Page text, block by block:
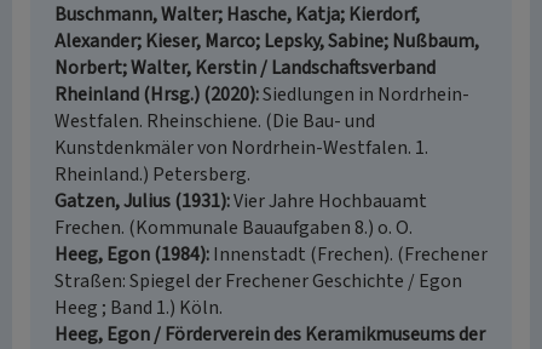
Buschmann, Walter; Hasche, Katja; Kierdorf,
Alexander; Kieser, Marco; Lepsky, Sabine; Nußbaum,
Norbert; Walter, Kerstin / Landschaftsverband
Rheinland (Hrsg.) (2020) Siedlungen in Nordrhein-
Westfalen. Rheinschiene. (Die Bau- und
Kunstdenkmäler von Nordrhein-Westfalen. 1.
Rheinland.) Petersberg.
Gatzen, Julius (1931) Vier Jahre Hochbauamt
Frechen. (Kommunale Bauaufgaben 8.) o. O.
Heeg, Egon (1984) Innenstadt (Frechen). (Frechener
Straßen: Spiegel der Frechener Geschichte / Egon
Heeg ; Band 1.) Köln.
Heeg, Egon / Förderverein des Keramikmuseums der